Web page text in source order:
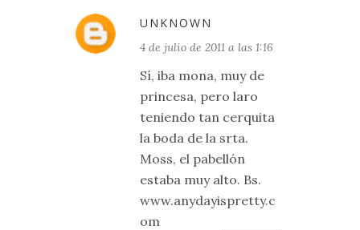
UNKNOWN
4 de julio de 2011 a las 1:16
Sí, iba mona, muy de
princesa, pero laro
teniendo tan cerquita
la boda de la srta.
Moss, el pabellón
estaba muy alto. Bs.
www.anydayispretty.c
om